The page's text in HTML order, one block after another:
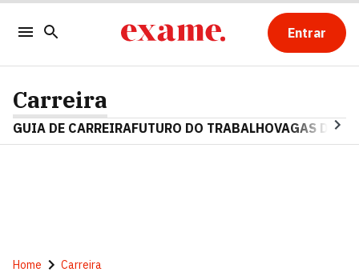
Entrar
Carreira
GUIA DE CARREIRAFUTURO DO TRABALHOVAGAS DE
Home Carreira